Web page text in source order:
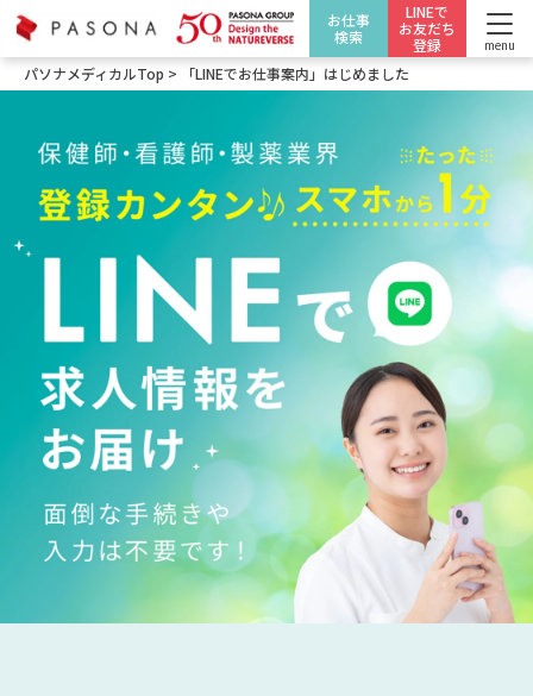
お仕事
検索
LINEで
お友だち
登録
menu
パソナメディカルTop > 「LINEでお仕事案内」はじめました